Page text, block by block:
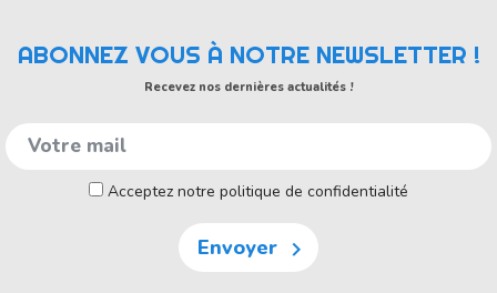
ABONNEZ VOUS À NOTRE NEWSLETTER !
Recevez nos dernières actualités !
Acceptez notre politique de confidentialité
Envoyer 